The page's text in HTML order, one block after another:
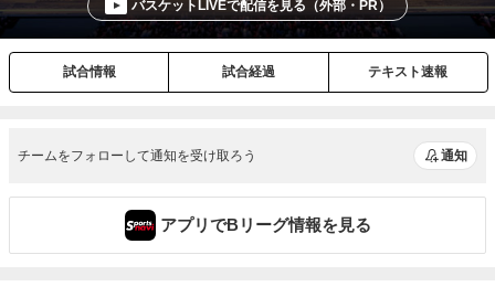
チームをフォローして通知を受け取ろう 通知
アプリでBリーグ情報を見る